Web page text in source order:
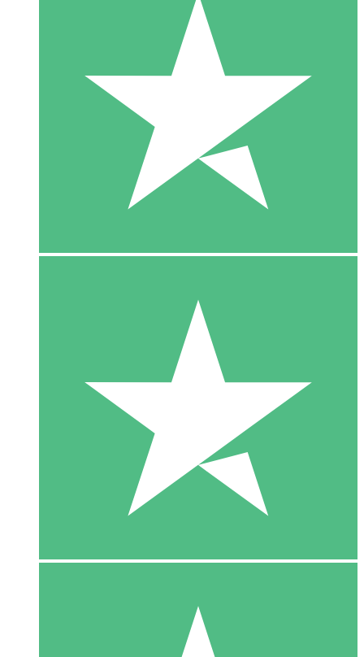
10 Download
20